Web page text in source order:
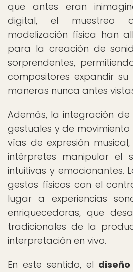
que antes eran
digital, el muestreo
modelización física han
para la creación de
sorprendentes,
compositores expandir
maneras nunca antes
Además, la integración
gestuales y de
vías de expresión
intérpretes manipular el
intuitivas y emocionantes.
gestos físicos con el
lugar a experiencias
enriquecedoras, que
tradicionales de la
interpretación en vivo.
En este sentido, el